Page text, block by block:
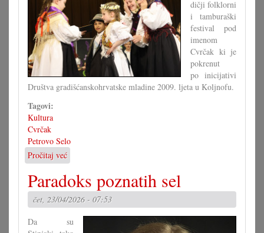
dičji folklorni
i tamburaški
festival pod
imenom
Cvrčak ki je
pokrenut
po inicijativi
Društva gradišćanskohrvatske mladine 2009. ljeta u Koljnofu.
Tagovi:
Kultura
Cvrčak
Petrovo Selo
Pročitaj već
Dičji
folklorni
i
tamburaški
festival
Cvrčak
Paradoks poznatih sel
čet, 23/04/2026 - 07:53
Da su